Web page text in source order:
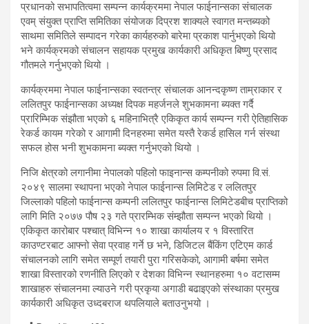
प्रधानको सभापतित्वमा सम्पन्न कार्यक्रममा नेपाल फाईनान्सका संचालक
एवम् संयुक्त प्राप्ति समितिका संयोजक दिप्रश शाक्यले स्वागत मन्तब्यको
साथमा समितिले सम्पादन गरेका कार्यहरुको बारेमा प्रकाश पार्नुभएको थियो
भने कार्यक्रमको संचालन सहायक प्रमुख कार्यकारी अधिकृत बिष्णु प्रसाद
गौतमले गर्नुभएको थियो ।
कार्यक्रममा नेपाल फाईनान्सका स्वतन्त्र संचालक आनन्दकृष्ण ताम्राकार र
ललितपुर फाईनान्सका अध्यक्ष दिपक महर्जनले शुभकामना ब्यक्त गर्दै
प्रारिम्भिक संझौता भएको ६ महिनाभित्रै एकिकृत कार्य सम्पन्न गरी ऐतिहासिक
रेकर्ड कायम गरेको र आगामी दिनहरुमा समेत यस्तै रेकर्ड हासिल गर्न संस्था
सफल होस भनी शुभकामना ब्यक्त गर्नुभएको थियो ।
निजि क्षेत्रको लगानीमा नेपालको पहिलो फाइनान्स कम्पनीको रुपमा वि.सं.
२०४९ सालमा स्थापना भएको नेपाल फाईनान्स लिमिटेड र ललितपुर
जिल्लाको पहिलो फाईनान्स कम्पनी ललितपुर फाईनान्स लिमिटेडबीच प्राप्तिको
लागि मिति २०७७ पौष २३ गते प्रारम्भिक संम्झौता सम्पन्न भएको थियो ।
एकिकृत कारोबार पश्चात् विभिन्न १० शाखा कार्यालय र १ विस्तारित
काउण्टरबाट आफ्नो सेवा प्रवाह गर्ने छ भने, डिजिटल बैंकिंग एटिएम कार्ड
संचालनको लागि समेत सम्पूर्ण तयारी पुरा गरिसकेको, आगामी बर्षमा समेत
शाखा विस्तारको रणनीति लिएको र देशका विभिन्न स्थानहरुमा १० वटासम्म
शाखाहरु संचालनमा ल्याउने गरी प्रकृया अगाडी बढाइएको संस्थाका प्रमुख
कार्यकारी अधिकृत उध्दबराज थपलियाले बताउनुभयो ।